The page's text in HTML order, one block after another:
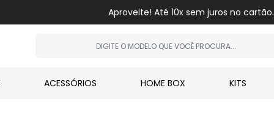
Aproveite! Até 10x sem juros no cartão.
ACESSÓRIOS HOME BOX KITS